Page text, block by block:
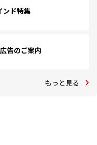
ンド特集
告のご案内
もっと見る